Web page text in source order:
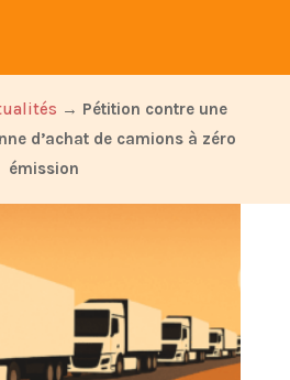
→ Pétition contre une
d’achat de camions à zéro
émission